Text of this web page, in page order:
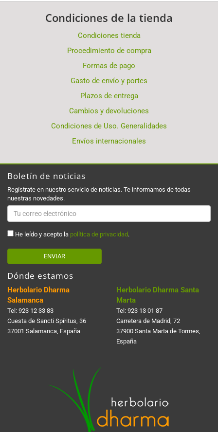
Condiciones de la tienda
Condiciones tienda
Procedimiento de compra
Formas de pago
Gasto de envío y portes
Plazos de entrega
Cambios y devoluciones
Condiciones de Uso. Generalidades
Envíos internacionales
Boletín de noticias
Regístrate en nuestro servicio de noticias. Te informamos de todas
nuestras novedades.
He leído y acepto la política de privacidad.
ENVIAR
Dónde estamos
Herbolario Dharma
Salamanca
Tel: 923 12 33 83
Cuesta de Sancti Spí­ritus, 36
37001 Salamanca, España
Herbolario Dharma Santa
Marta
Tel: 923 13 01 87
Carretera de Madrid, 72
37900 Santa Marta de Tormes,
España